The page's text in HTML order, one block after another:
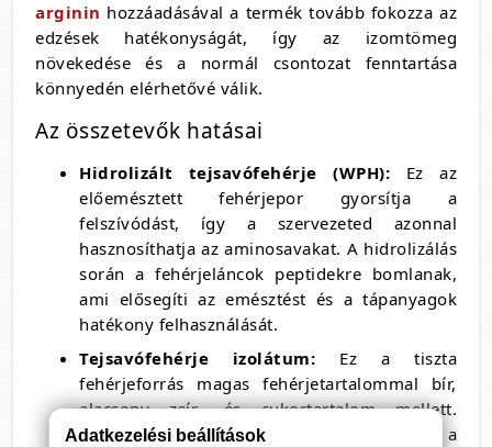
arginin hozzáadásával a termék tovább fokozza az
edzések hatékonyságát, így az izomtömeg
növekedése és a normál csontozat fenntartása
könnyedén elérhetővé válik.
Az összetevők hatásai
Hidrolizált tejsavófehérje (WPH): Ez az
előemésztett fehérjepor gyorsítja a
felszívódást, így a szervezeted azonnal
hasznosíthatja az aminosavakat. A hidrolizálás
során a fehérjeláncok peptidekre bomlanak,
ami elősegíti az emésztést és a tápanyagok
hatékony felhasználását.
Tejsavófehérje izolátum: Ez a tiszta
fehérjeforrás magas fehérjetartalommal bír,
alacsony zsír- és cukortartalom mellett.
Támogatja az izomépítést és segít megőrizni a
Adatkezelési beállítások